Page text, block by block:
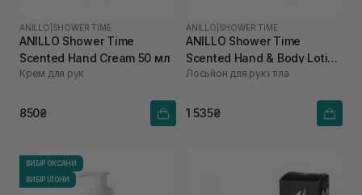
ANILLO SHOWER TIME
ANILLO Shower Time
Scented Hand Cream 50 мл
Крем для рук
850₴
ANILLO SHOWER TIME
ANILLO Shower Time
Scented Hand & Body Lotion
450 мл
Лосьйон для рук і тіла
1 535₴
ВИБІР ОКСАНИ
ВИБІР ІЛОНИ